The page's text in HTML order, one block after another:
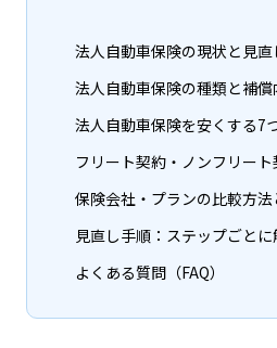
法人自動車保険の現状と見
法人自動車保険の種類と補
法人自動車保険を安くする7
フリート契約・ノンフリー
保険会社・プランの比較方
見直し手順：ステップごとに
よくある質問（FAQ）